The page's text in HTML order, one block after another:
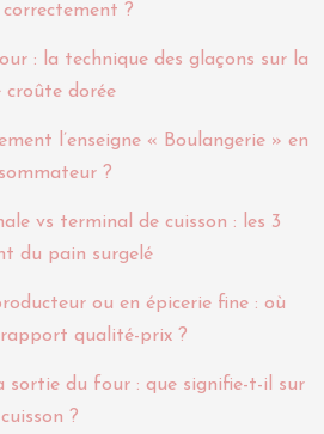
correctement ?
: la technique des glaçons sur la
croûte dorée
l’enseigne « Boulangerie » en
?
vs terminal de cuisson : les 3
du pain surgelé
ou en épicerie fine : où
qualité-prix ?
sortie du four : que signifie-t-il sur
?